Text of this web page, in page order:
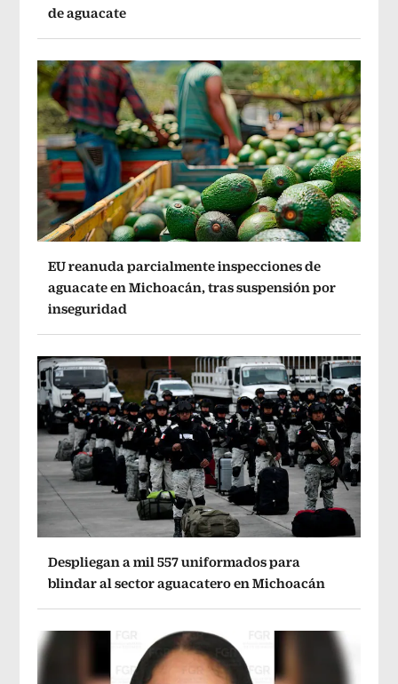
de aguacate
EU reanuda parcialmente inspecciones de
aguacate en Michoacán, tras suspensión por
inseguridad
Despliegan a mil 557 uniformados para
blindar al sector aguacatero en Michoacán